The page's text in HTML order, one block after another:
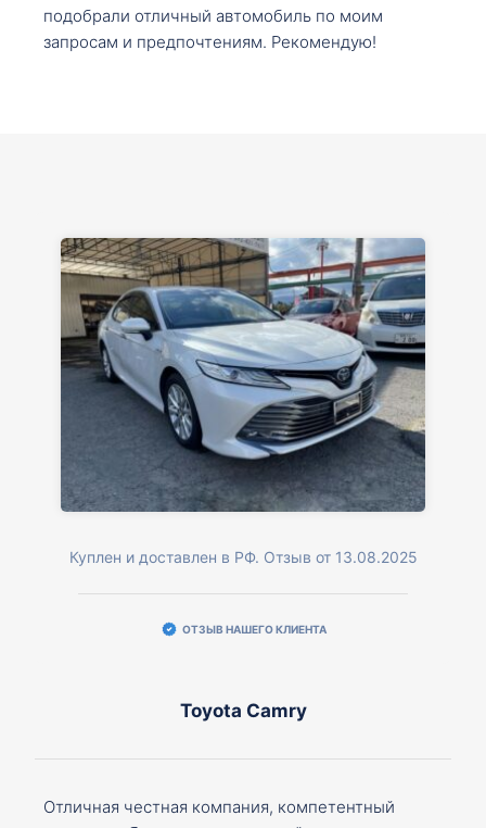
подобрали отличный автомобиль по моим
запросам и предпочтениям. Рекомендую!
Куплен и доставлен в РФ. Отзыв от 13.08.2025
ОТЗЫВ НАШЕГО КЛИЕНТА
Toyota Camry
Отличная честная компания, компетентный